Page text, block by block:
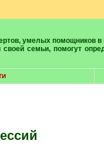
семьи, помогут